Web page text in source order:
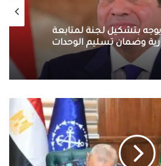
بتشكيل لجنة لمتابعة
وضمان تسليم الوحدات